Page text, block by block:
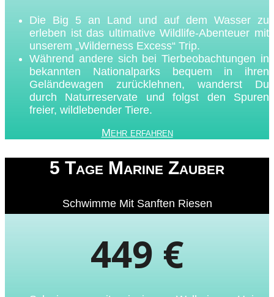
Die Big 5 an Land und auf dem Wasser zu
erleben ist das ultimative Wildlife-Abenteuer mit
unserem „Wilderness Excess“ Trip.
Während andere sich bei Tierbeobachtungen in
bekannten Nationalparks bequem in ihren
Geländewagen zurücklehnen, wanderst Du
durch Naturreservate und folgst den Spuren
freier, wildlebender Tiere.
Mehr erfahren
5 Tage Marine Zauber
Schwimme Mit Sanften Riesen
449 €